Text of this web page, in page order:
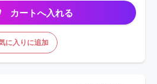
カートへ入れる
に入りに追加